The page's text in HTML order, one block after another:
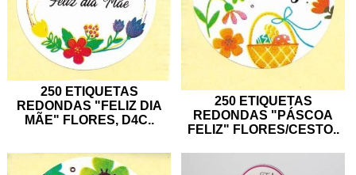
250 ETIQUETAS
REDONDAS "FELIZ DIA
MÃE" FLORES, D4C..
250 ETIQUETAS
REDONDAS "PÁSCOA
FELIZ" FLORES/CESTO..